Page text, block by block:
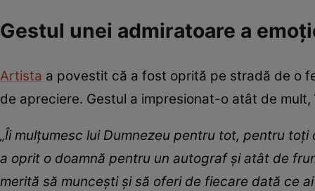
Gestul unei admiratoare a
Artista a povestit că a fost oprită pe stradă de o
de apreciere. Gestul a impresionat-o atât de
„Îi mulțumesc lui Dumnezeu pentru tot, pentru
a oprit o doamnă pentru un autograf și atât de
merită să muncești și să oferi de fiecare dată ce